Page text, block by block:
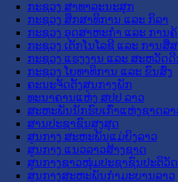
ກະຊວງ ສາທາລະນະສຸກ
ກະຊວງ ສຶກສາທິການ ແລະ ກິລາ
ກະຊວງ ອຸດສາຫະກຳ ແລະ ການຄ້
ກະຊວງ ເຕັກໂນໂລຊີ ແລະ ການສື່
ກະຊວງ ແຮງງານ ແລະ ສະຫວັດ
ກະຊວງ ໂຍທາທິການ ແລະ ຂົນສົ່ງ
ຄະນະຈັດຕັ້ງສູນກາງພັກ
ທະນາຄານແຫ່ງ ສປປ ລາວ
ສະຫະພັນນັກຮົບເກົ່າແຫ່ງຊາດລາ
ສານປະຊາຊົນສູງສຸດ
ສູນກາງ ສະຫະພັນແມ່ຍິງລາວ
ສູນກາງ ແນວລາວສ້າງຊາດ
ສູນກາງຊາວໜຸ່ມປະຊາຊົນປະຕິວັ
ສູນກາງສະຫະພັນກຳມະບານລາວ